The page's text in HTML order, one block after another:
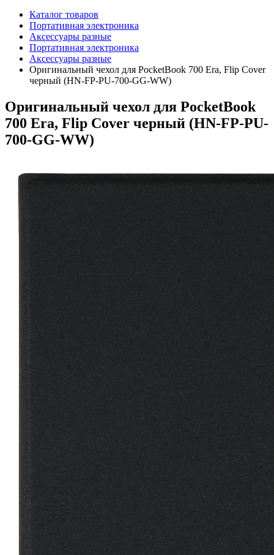
Каталог товаров
Портативная электроника
Аксессуары разные
Портативная электроника
Аксессуары разные
Оригинальный чехол для PocketBook 700 Era, Flip Cover
черный (HN-FP-PU-700-GG-WW)
Оригинальный чехол для PocketBook
700 Era, Flip Cover черный (HN-FP-PU-
700-GG-WW)